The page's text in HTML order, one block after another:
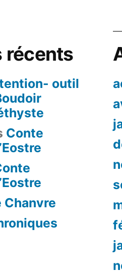
récents
outil
Conte
Chanvre